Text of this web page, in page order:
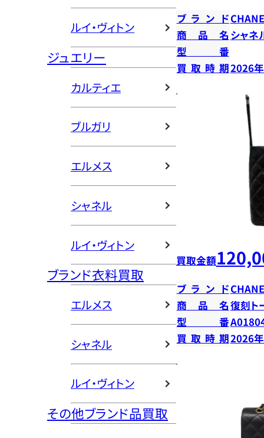
ルイ・ヴィトン
ジュエリー
カルティエ
ブルガリ
エルメス
シャネル
ルイ・ヴィトン
ブランド衣料買取
エルメス
シャネル
ルイ・ヴィトン
その他ブランド品買取
ブランド
商品名 シャネ
型番
買取時期2026
買取金額
ブランド
商品名復刻ト
型番
買取時期2026